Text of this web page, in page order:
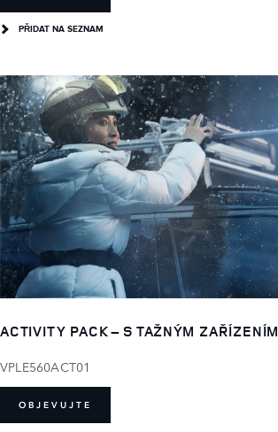
PŘIDAT NA SEZNAM
ACTIVITY PACK – S TAŽNÝM ZAŘÍZENÍM
VPLE560ACT01
OBJEVUJTE